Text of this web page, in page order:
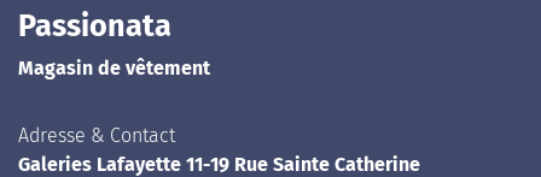
Passionata
Magasin de vêtement
Adresse & Contact
Galeries Lafayette 11-19 Rue Sainte Catherine